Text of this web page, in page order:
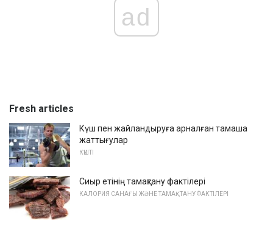
ad
Fresh articles
Күш пен жайландыруға арналған тамаша
жаттығулар
КҮШТІ
Сиыр етінің тамақтану фактілері
КАЛОРИЯ САНАҒЫ ЖӘНЕ ТАМАҚТАНУ ФАКТІЛЕРІ